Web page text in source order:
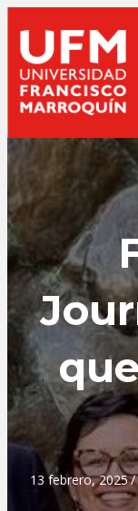
13 febrero, 2025/